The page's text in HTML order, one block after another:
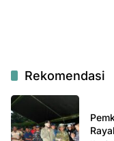
Rekomendasi